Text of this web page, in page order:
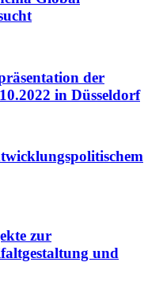
der
in Düsseldorf
zur
und